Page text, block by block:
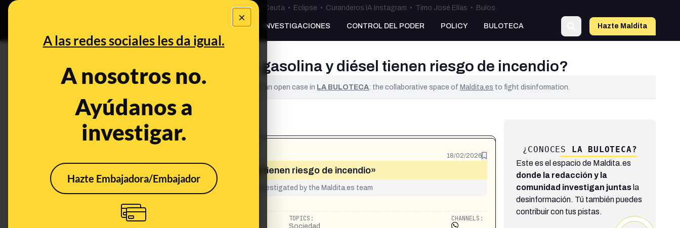
×
A las redes sociales les da igual.
A nosotros no.
Ayúdanos a
investigar.
Hazte Embajadora/Embajador
Especial Ceuta•Bulos Ceuta • Eclipse • Curanderos IA Instagram • Timo José Elías • Bulos
PREBUNKING INVESTIGACIONES CONTROL DEL PODER POLICY BULOTECA Hazte Maldita
¿Los coches de la marca BMW de gasolina y diésel tienen riesgo de incendio?
This content has NOT yet been verified. It is an open case in LA BULOTECA: the collaborative space ofMaldita.es to fight disinformation.
18/02/2026
«Los coches de la marca BMW de gasolina y diésel tienen riesgo de incendio»
This content has not yet been investigated by the Maldita.es team
Los BMW de gasolina y diésel tienen riesgo de incendio
TOPICS:
Sociedad
CHANNELS:
¿CONOCES LA BULOTECA?
Este es el espacio de Maldita.es
donde la redacción y la
comunidad investigan juntasla
desinformación. Tú también puedes
contribuir con tus pistas.